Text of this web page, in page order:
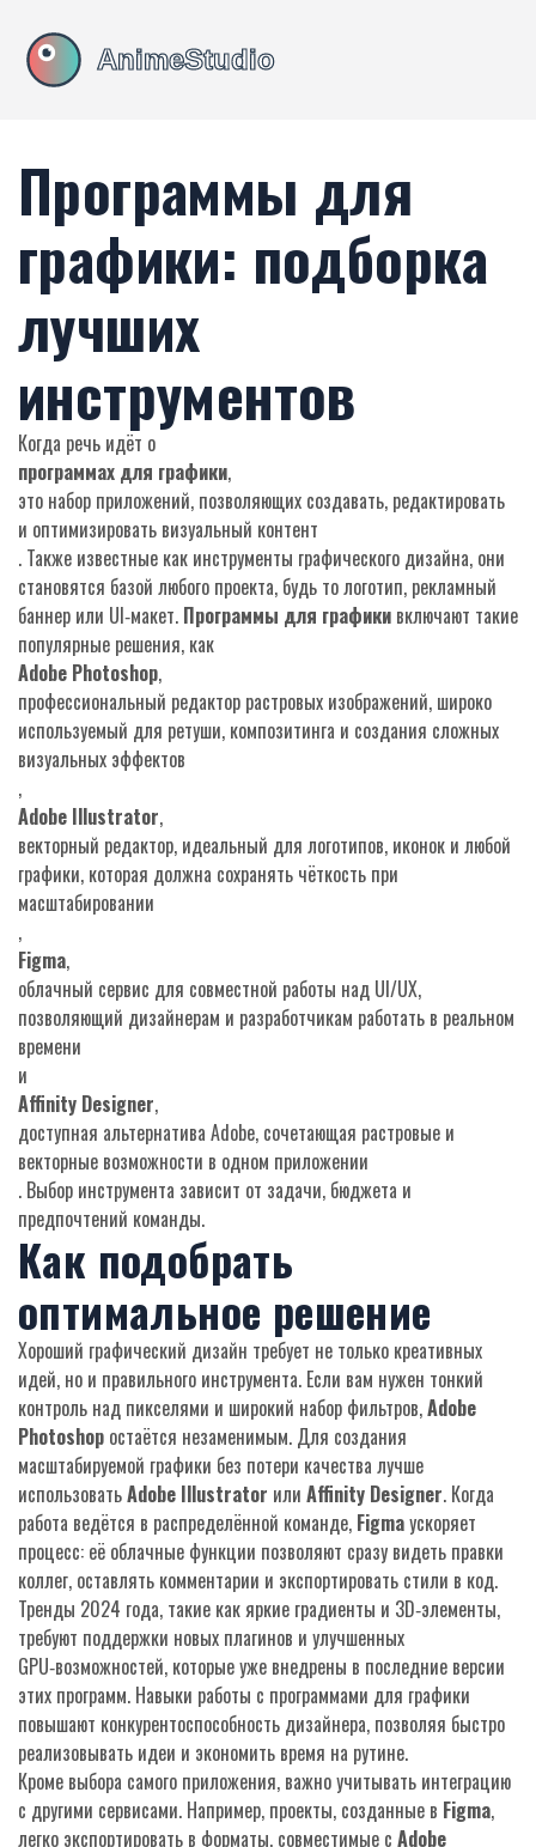
Программы для
графики: подборка
лучших
инструментов
Когда речь идёт о
программах для графики,
это набор приложений, позволяющих создавать, редактировать
и оптимизировать визуальный контент
. Также известные как инструменты графического дизайна, они
становятся базой любого проекта, будь то логотип, рекламный
баннер или UI‑макет. Программы для графики включают такие
популярные решения, как
Adobe Photoshop,
профессиональный редактор растровых изображений, широко
используемый для ретуши, композитинга и создания сложных
визуальных эффектов
,
Adobe Illustrator,
векторный редактор, идеальный для логотипов, иконок и любой
графики, которая должна сохранять чёткость при
масштабировании
,
Figma,
облачный сервис для совместной работы над UI/UX,
позволяющий дизайнерам и разработчикам работать в реальном
времени
и
Affinity Designer,
доступная альтернатива Adobe, сочетающая растровые и
векторные возможности в одном приложении
. Выбор инструмента зависит от задачи, бюджета и
предпочтений команды.
Как подобрать
оптимальное решение
Хороший графический дизайн требует не только креативных
идей, но и правильного инструмента. Если вам нужен тонкий
контроль над пикселями и широкий набор фильтров,Adobe
Photoshop остаётся незаменимым. Для создания
масштабируемой графики без потери качества лучше
использоватьAdobe Illustrator или Affinity Designer. Когда
работа ведётся в распределённой команде, Figmaускоряет
процесс: её облачные функции позволяют сразу видеть правки
коллег, оставлять комментарии и экспортировать стили в код.
Тренды 2024 года, такие как яркие градиенты и 3D‑элементы,
требуют поддержки новых плагинов и улучшенных
GPU‑возможностей, которые уже внедрены в последние версии
этих программ. Навыки работы с программами для графики
повышают конкурентоспособность дизайнера, позволяя быстро
реализовывать идеи и экономить время на рутине.
Кроме выбора самого приложения, важно учитывать интеграцию
с другими сервисами. Например, проекты, созданные в Figma,
легко экспортировать в форматы, совместимые с Adobe